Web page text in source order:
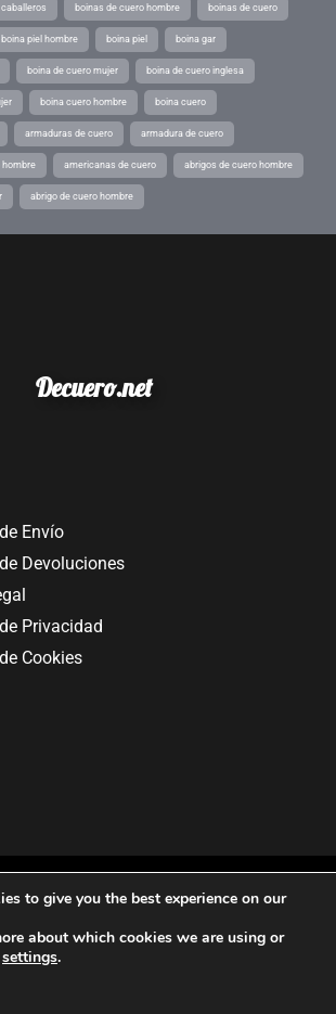
boinas de cuero hombre boinas de cuero
boina piel hombre boina piel boina gar
boina de cuero mujer boina de cuero inglesa
boina cuero hombre boina cuero
armaduras de cuero armadura de cuero
hombre americanas de cuero abrigos de cuero hombre
abrigo de cuero hombre
Decuero.net
Envío
Devoluciones
Privacidad
Cookies
© 2025. All rights reserved.
to give you the best experience on our
about which cookies we are using or
settings.